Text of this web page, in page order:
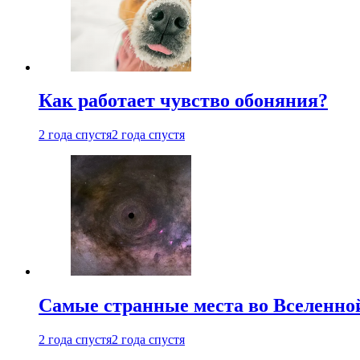
Как работает чувство обоняния?
2 года спустя2 года спустя
Самые странные места во
2 года спустя2 года спустя